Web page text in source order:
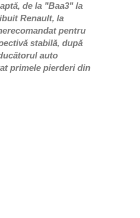
de la "Baa3" la
Renault, la
pentru
stabilă, după
auto
primele pierderi din